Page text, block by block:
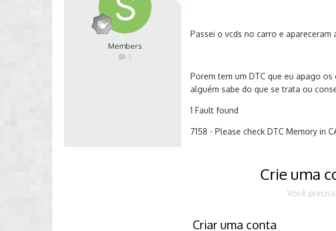
Members
5
Passei o vcds no carro e
Porem tem um DTC que eu apago
alguém sabe do que se trata ou
1 Fault found
7158 - Please check DTC Memory in
Crie uma
Você
Criar uma conta